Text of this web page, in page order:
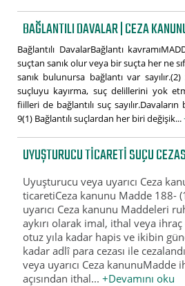
BAĞLANTILI DAVALAR | CEZA
Bağlantılı DavalarBağlantı
suçtan sanık olur veya bir suçta her ne
sanık bulunursa bağlantı var
suçluyu kayırma, suç delillerini yok
fiilleri de bağlantılı suç sayılır.Davaların
9(1) Bağlantılı suçlardan her biri değişik...
UYUŞTURUCU TICARETI SUÇU
Uyuşturucu veya uyarıcı Ceza
ticaretiCeza kanunu Madde 188-
uyarıcı Ceza kanunu Maddeleri
aykırı olarak imal, ithal veya
otuz yıla kadar hapis ve ikibin
kadar adlî para cezası ile
veya uyarıcı Ceza kanunuMadde
açısından ithal...+Devamını oku